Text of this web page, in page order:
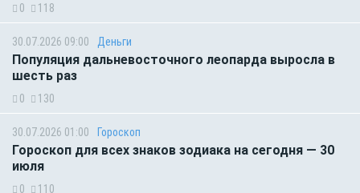
0 118
30.07.2026 09:00 Деньги
Популяция дальневосточного леопарда выросла в
шесть раз
0 130
30.07.2026 01:00 Гороскоп
Гороскоп для всех знаков зодиака на сегодня — 30
июля
0 110